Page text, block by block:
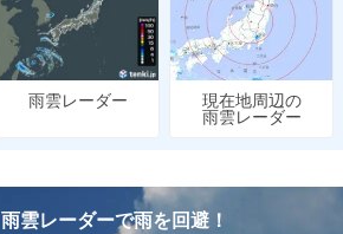
雨雲レーダー
現在地周辺の
雨雲レーダー
雨雲レーダーで雨を回避！